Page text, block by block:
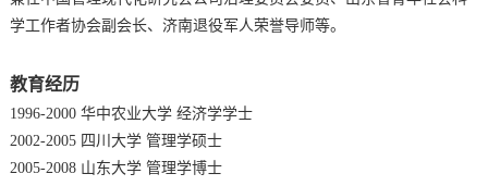
学工作者协会副会长、济南退役军人荣誉导师等。
教育经历
1996-2000 华中农业大学 经济学学士
2002-2005 四川大学 管理学硕士
2005-2008 山东大学 管理学博士